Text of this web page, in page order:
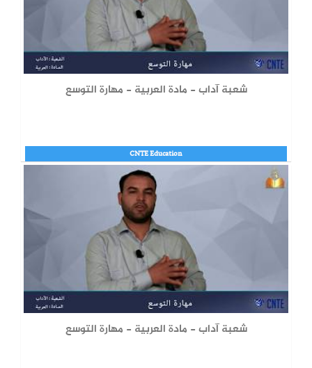
شعبة آداب - مادة العربية - مهارة التوسع
CNTE Education
شعبة آداب - مادة العربية - مهارة التوسع